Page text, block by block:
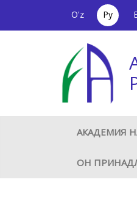
O'z Ру
АКАДЕМИЯ
ОН